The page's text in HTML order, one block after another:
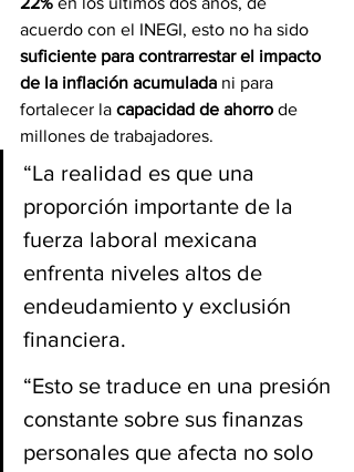
acuerdo con el INEGI, esto no ha sido
suficiente para contrarrestar el impacto
de la inflación acumulada ni para
fortalecer la capacidad de ahorro de
millones de trabajadores.
“La realidad es que una
proporción importante de la
fuerza laboral mexicana
enfrenta niveles altos de
endeudamiento y exclusión
financiera.
“Esto se traduce en una presión
constante sobre sus finanzas
personales que afecta no solo